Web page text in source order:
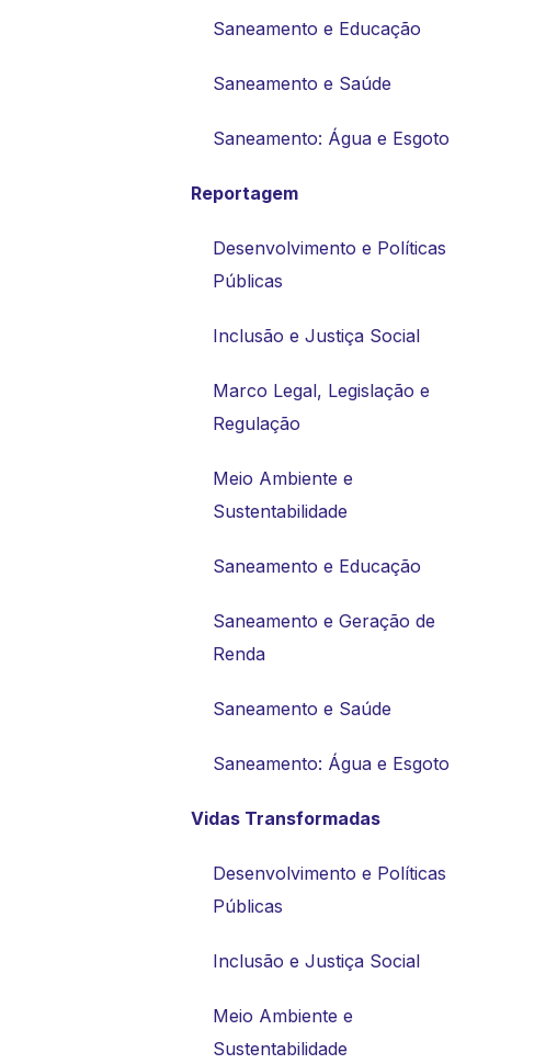
Saneamento e Educação
Saneamento e Saúde
Saneamento: Água e Esgoto
Reportagem
Desenvolvimento e Políticas
Públicas
Inclusão e Justiça Social
Marco Legal, Legislação e
Regulação
Meio Ambiente e
Sustentabilidade
Saneamento e Educação
Saneamento e Geração de
Renda
Saneamento e Saúde
Saneamento: Água e Esgoto
Vidas Transformadas
Desenvolvimento e Políticas
Públicas
Inclusão e Justiça Social
Meio Ambiente e
Sustentabilidade